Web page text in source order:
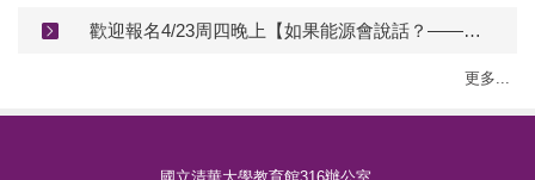
歡迎報名4/23周四晚上【如果能源會說話？——核能困境的即興喜劇】
更多...